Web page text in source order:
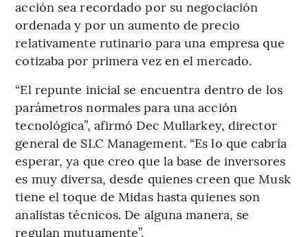
acción sea recordado por su negociación
ordenada y por un aumento de precio
relativamente rutinario para una empresa que
cotizaba por primera vez en el mercado.
“El repunte inicial se encuentra dentro de los
parámetros normales para una acción
tecnológica”, afirmó Dec Mullarkey, director
general de SLC Management. “Es lo que cabría
esperar, ya que creo que la base de inversores
es muy diversa, desde quienes creen que Musk
tiene el toque de Midas hasta quienes son
analistas técnicos. De alguna manera, se
regulan mutuamente”.